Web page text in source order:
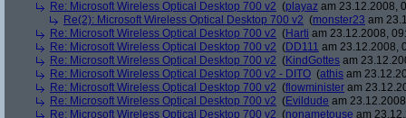
Re: Microsoft Wireless Optical Desktop 700 v2 (playaz am 23.12.2008,
Re(2): Microsoft Wireless Optical Desktop 700 v2 (monster23 am
Re: Microsoft Wireless Optical Desktop 700 v2 (Harti am 23.12.2008,
Re: Microsoft Wireless Optical Desktop 700 v2 (DD111 am 23.12.2008,
Re: Microsoft Wireless Optical Desktop 700 v2 (KindGottes am
Re: Microsoft Wireless Optical Desktop 700 v2 - DITO (athis am
Re: Microsoft Wireless Optical Desktop 700 v2 (flowminister am
Re: Microsoft Wireless Optical Desktop 700 v2 (Evildude am
Re: Microsoft Wireless Optical Desktop 700 v2 (nonametouse am